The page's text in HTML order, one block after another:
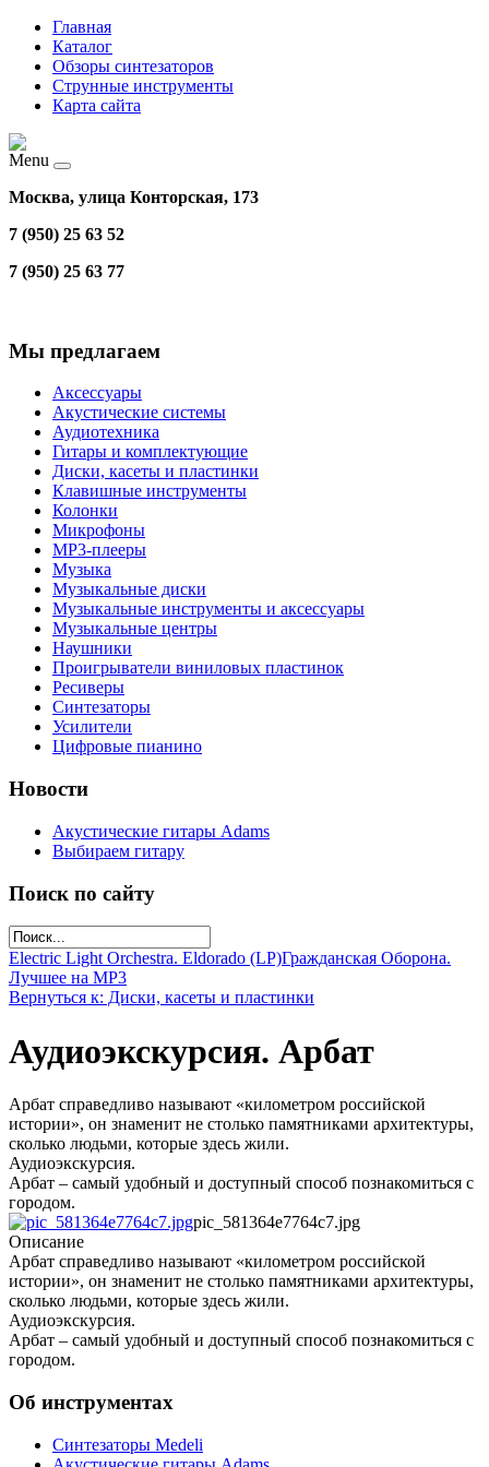
Главная
Каталог
Обзоры синтезаторов
Струнные инструменты
Карта сайта
Menu
Москва, улица Конторская, 173
7 (950) 25 63 52
7 (950) 25 63 77
Мы предлагаем
Аксессуары
Акустические системы
Аудиотехника
Гитары и комплектующие
Диски, касеты и пластинки
Клавишные инструменты
Колонки
Микрофоны
МР3-плееры
Музыка
Музыкальные диски
Музыкальные инструменты и аксессуары
Музыкальные центры
Наушники
Проигрыватели виниловых пластинок
Ресиверы
Синтезаторы
Усилители
Цифровые пианино
Новости
Акустические гитары Adams
Выбираем гитару
Поиск по сайту
Electric Light Orchestra. Eldorado (LP)Гражданская Оборона.
Лучшее на МР3
Вернуться к: Диски, касеты и пластинки
Аудиоэкскурсия. Арбат
Арбат справедливо называют «километром российской
истории», он знаменит не столько памятниками архитектуры,
сколько людьми, которые здесь жили.
Аудиоэкскурсия.
Арбат – самый удобный и доступный способ познакомиться с
городом.
pic_581364e7764c7.jpg
Описание
Арбат справедливо называют «километром российской
истории», он знаменит не столько памятниками архитектуры,
сколько людьми, которые здесь жили.
Аудиоэкскурсия.
Арбат – самый удобный и доступный способ познакомиться с
городом.
Об инструментах
Синтезаторы Мedeli